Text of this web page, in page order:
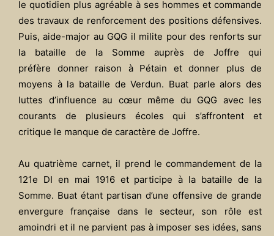
le quotidien plus agréable à ses hommes et commande
des travaux de renforcement des positions défensives.
Puis, aide-major au GQG il milite pour des renforts sur
la bataille de la Somme auprès de Joffre qui
préfère donner raison à Pétain et donner plus de
moyens à la bataille de Verdun. Buat parle alors des
luttes d’influence au cœur même du GQG avec les
courants de plusieurs écoles qui s’affrontent et
critique le manque de caractère de Joffre.
Au quatrième carnet, il prend le commandement de la
121e DI en mai 1916 et participe à la bataille de la
Somme. Buat étant partisan d’une offensive de grande
envergure française dans le secteur, son rôle est
amoindri et il ne parvient pas à imposer ses idées, sans